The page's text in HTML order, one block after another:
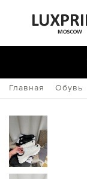
Главная Обувь